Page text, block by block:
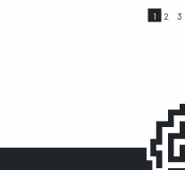
Page
1 2 3